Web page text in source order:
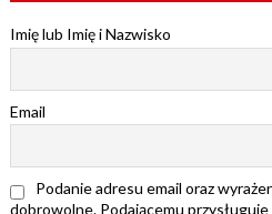
Imię lub Imię i Nazwisko
Email
Podanie adresu email oraz
dobrowolne. Podającemu